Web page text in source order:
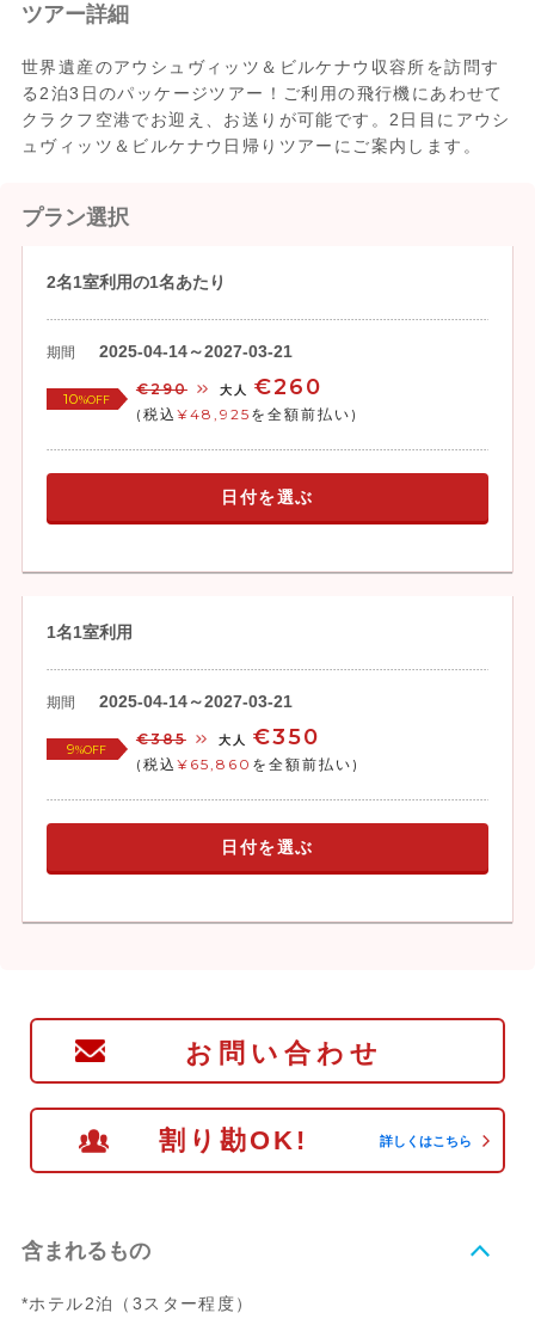
ツアー詳細
世界遺産のアウシュヴィッツ＆ビルケナウ収容所を訪問す
る2泊3日のパッケージツアー！ご利用の飛行機にあわせて
クラクフ空港でお迎え、お送りが可能です。2日目にアウシ
ュヴィッツ＆ビルケナウ日帰りツアーにご案内します。
プラン選択
2名1室利用の1名あたり
期間 2025-04-14～2027-03-21
10%OFF
€290 大人 €260
(税込 ¥48,925 を全額前払い)
日付を選ぶ
1名1室利用
期間 2025-04-14～2027-03-21
9%OFF
€385 大人 €350
(税込 ¥65,860 を全額前払い)
日付を選ぶ
お問い合わせ
割り勘OK! 詳しくはこちら
含まれるもの
*ホテル2泊（3スター程度）